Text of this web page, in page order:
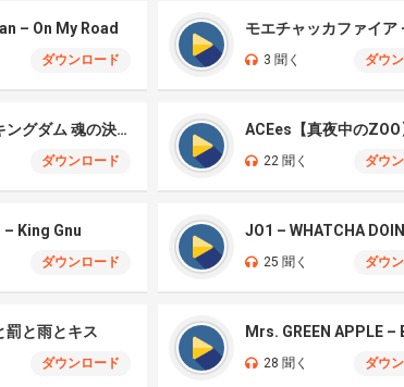
– On My Road
ダウンロード 3 聞く ダウ
米津玄師, キングダム 魂の決戦 – 公開記念PV
ダウンロード
ACEes【真夜中のZOO
22 聞く ダウ
– King Gnu
ダウンロード
JO1 – WHATCHA DOIN
25 聞く ダウ
罰と雨とキス
ダウンロード 28 聞く ダウ